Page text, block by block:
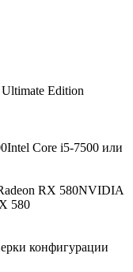
Edition
Intel Core i5-7500 или
RX 580NVIDIA
580
конфигурации